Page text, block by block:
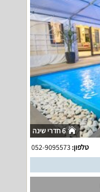
6 חדרי שינה
טלפון:052-9095573